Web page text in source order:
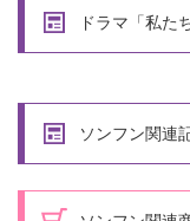
ドラマ「私た
ソンフン関連